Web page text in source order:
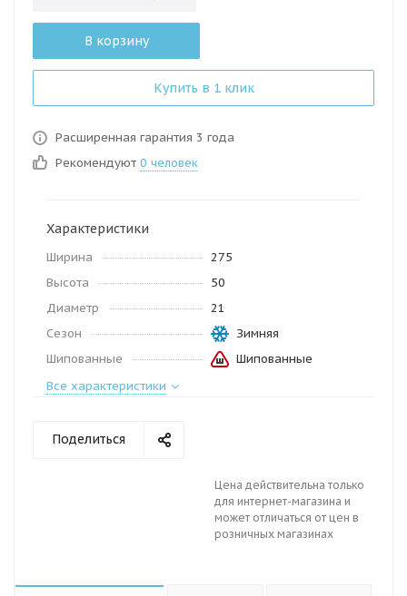
В корзину
Купить в 1 клик
Расширенная гарантия 3 года
Рекомендуют 0 человек
Характеристики
Ширина
275
Высота
50
Диаметр
21
Сезон
Зимняя
Шипованные
Шипованные
Все характеристики
Поделиться
Цена действительна только
для интернет-магазина и
может отличаться от цен в
розничных магазинах